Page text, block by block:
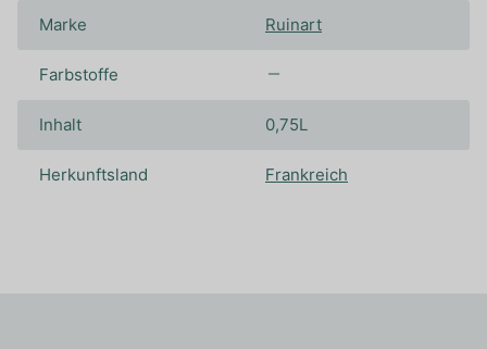
Marke Ruinart
Farbstoffe
Inhalt 0,75L
Herkunftsland Frankreich